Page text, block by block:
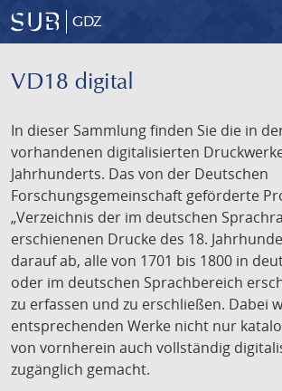
GDZ
VD18 digital
In dieser Sammlung finden Sie die in
vorhandenen digitalisierten
Jahrhunderts. Das von der Deutschen
Forschungsgemeinschaft geförderte
„Verzeichnis der im deutschen
erschienenen Drucke des 18.
darauf ab, alle von 1701 bis 1800 in
oder im deutschen Sprachbereich
zu erfassen und zu erschließen. Dabei
entsprechenden Werke nicht nur
von vornherein auch vollständig
zugänglich gemacht.